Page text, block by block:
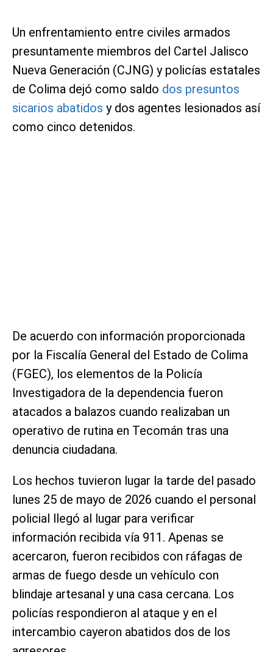
Un enfrentamiento entre civiles armados
presuntamente miembros del Cartel Jalisco
Nueva Generación (CJNG) y policías estatales
de Colima dejó como saldo dos presuntos
sicarios abatidos y dos agentes lesionados así
como cinco detenidos.
De acuerdo con información proporcionada
por la Fiscalía General del Estado de Colima
(FGEC), los elementos de la Policía
Investigadora de la dependencia fueron
atacados a balazos cuando realizaban un
operativo de rutina en Tecomán tras una
denuncia ciudadana.
Los hechos tuvieron lugar la tarde del pasado
lunes 25 de mayo de 2026 cuando el personal
policial llegó al lugar para verificar
información recibida vía 911. Apenas se
acercaron, fueron recibidos con ráfagas de
armas de fuego desde un vehículo con
blindaje artesanal y una casa cercana. Los
policías respondieron al ataque y en el
intercambio cayeron abatidos dos de los